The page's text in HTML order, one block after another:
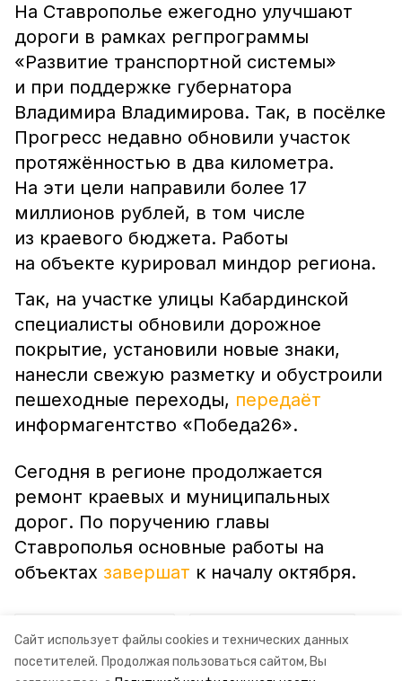
Сайт использует файлы cookies и технических данных
посетителей. Продолжая пользоваться сайтом, Вы
На Ставрополье ежегодно улучшают
дороги в рамках регпрограммы
«Развитие транспортной системы»
и при поддержке губернатора
Владимира Владимирова. Так, в посёлке
Прогресс недавно обновили участок
протяжённостью в два километра.
На эти цели направили более 17
миллионов рублей, в том числе
из краевого бюджета. Работы
на объекте курировал миндор региона.
Так, на участке улицы Кабардинской
специалисты обновили дорожное
покрытие, установили новые знаки,
нанесли свежую разметку и обустроили
пешеходные переходы, передаёт
информагентство «Победа26».
Сегодня в регионе продолжается
ремонт краевых и муниципальных
дорог. По поручению главы
Ставрополья основные работы на
объектах завершат к началу октября.
ремонт дорог миндор ск